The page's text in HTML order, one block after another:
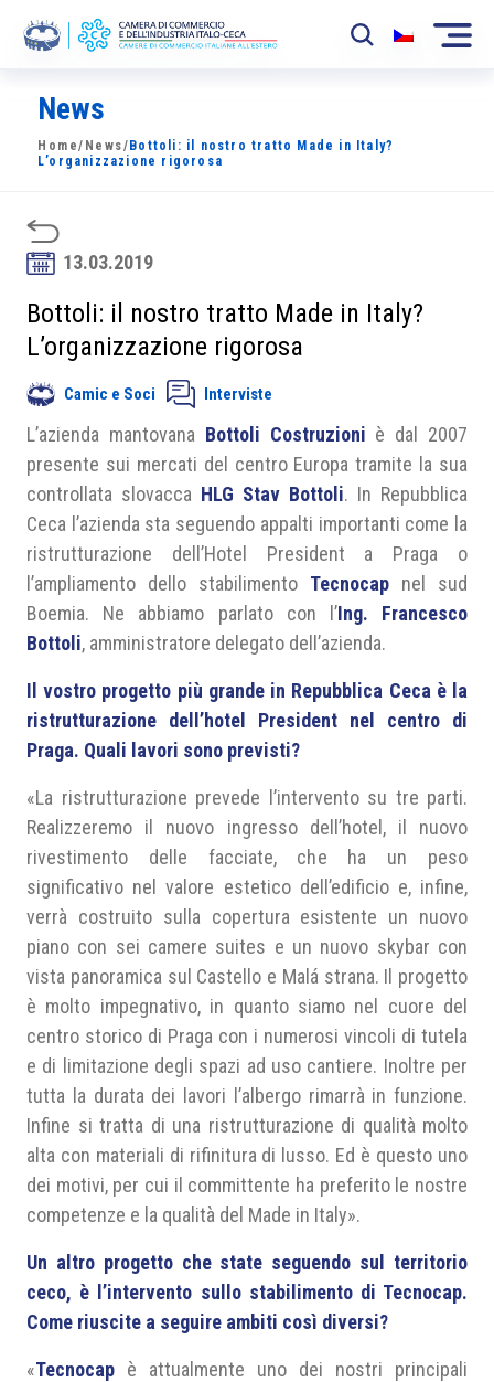
La Camera
News
Sviluppo Mercato
Soci
Partner
Progetti
Area riservata
News
Home/ News/ Bottoli: il nostro tratto Made in Italy?
L’organizzazione rigorosa
13.03.2019
Bottoli: il nostro tratto Made in Italy?
L’organizzazione rigorosa
Camic e Soci Interviste
L’azienda mantovana Bottoli Costruzioni è dal 2007
presente sui mercati del centro Europa tramite la sua
controllata slovacca HLG Stav Bottoli. In Repubblica
Ceca l’azienda sta seguendo appalti importanti come la
ristrutturazione dell’Hotel President a Praga o
l’ampliamento dello stabilimento Tecnocap nel sud
Boemia. Ne abbiamo parlato con l’Ing. Francesco
Bottoli, amministratore delegato dell’azienda.
Il vostro progetto più grande in Repubblica Ceca è la
ristrutturazione dell’hotel President nel centro di
Praga. Quali lavori sono previsti?
«La ristrutturazione prevede l’intervento su tre parti.
Realizzeremo il nuovo ingresso dell’hotel, il nuovo
rivestimento delle facciate, che ha un peso
significativo nel valore estetico dell’edificio e, infine,
verrà costruito sulla copertura esistente un nuovo
piano con sei camere suites e un nuovo skybar con
vista panoramica sul Castello e Malá strana. Il progetto
è molto impegnativo, in quanto siamo nel cuore del
centro storico di Praga con i numerosi vincoli di tutela
e di limitazione degli spazi ad uso cantiere. Inoltre per
tutta la durata dei lavori l’albergo rimarrà in funzione.
Infine si tratta di una ristrutturazione di qualità molto
alta con materiali di rifinitura di lusso. Ed è questo uno
dei motivi, per cui il committente ha preferito le nostre
competenze e la qualità del Made in Italy».
Un altro progetto che state seguendo sul territorio
ceco, è l’intervento sullo stabilimento di Tecnocap.
Come riuscite a seguire ambiti così diversi?
«Tecnocap è attualmente uno dei nostri principali